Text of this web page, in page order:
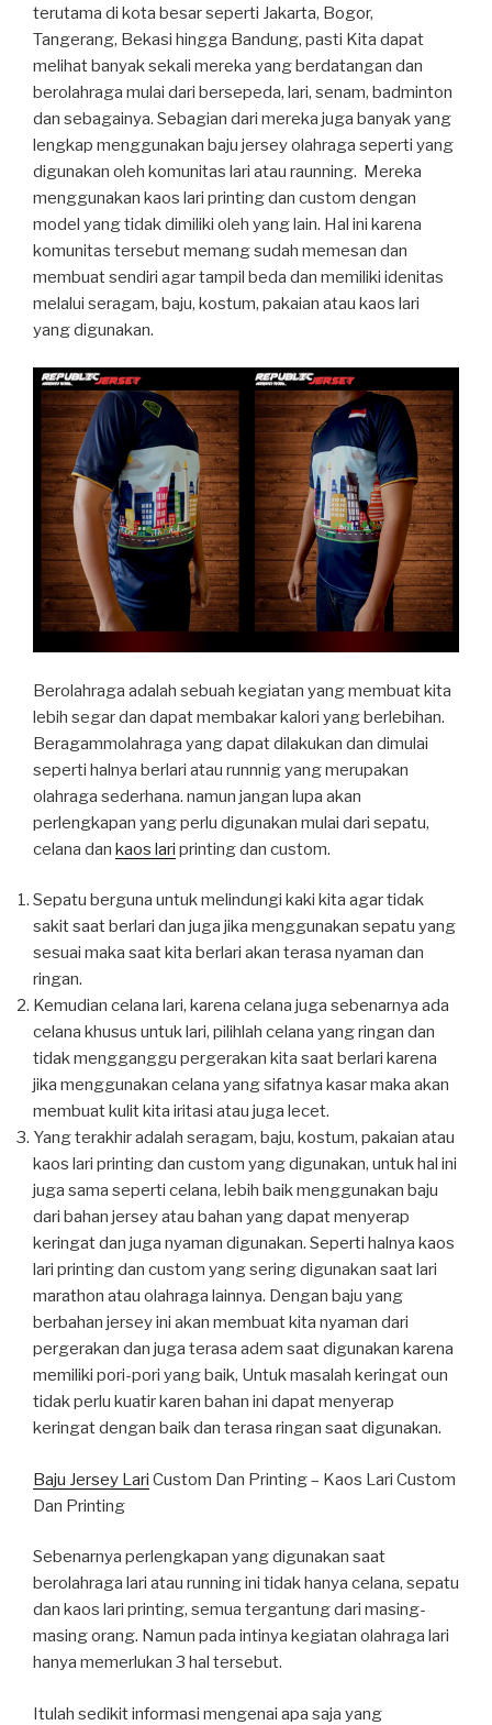
terutama di kota besar seperti Jakarta, Bogor,
Tangerang, Bekasi hingga Bandung, pasti Kita dapat
melihat banyak sekali mereka yang berdatangan dan
berolahraga mulai dari bersepeda, lari, senam, badminton
dan sebagainya. Sebagian dari mereka juga banyak yang
lengkap menggunakan baju jersey olahraga seperti yang
digunakan oleh komunitas lari atau raunning. Mereka
menggunakan kaos lari printing dan custom dengan
model yang tidak dimiliki oleh yang lain. Hal ini karena
komunitas tersebut memang sudah memesan dan
membuat sendiri agar tampil beda dan memiliki idenitas
melalui seragam, baju, kostum, pakaian atau kaos lari
yang digunakan.
Berolahraga adalah sebuah kegiatan yang membuat kita
lebih segar dan dapat membakar kalori yang berlebihan.
Beragammolahraga yang dapat dilakukan dan dimulai
seperti halnya berlari atau runnnig yang merupakan
olahraga sederhana. namun jangan lupa akan
perlengkapan yang perlu digunakan mulai dari sepatu,
celana dan kaos lari printing dan custom.
Sepatu berguna untuk melindungi kaki kita agar tidak
sakit saat berlari dan juga jika menggunakan sepatu yang
sesuai maka saat kita berlari akan terasa nyaman dan
ringan.
Kemudian celana lari, karena celana juga sebenarnya ada
celana khusus untuk lari, pilihlah celana yang ringan dan
tidak mengganggu pergerakan kita saat berlari karena
jika menggunakan celana yang sifatnya kasar maka akan
membuat kulit kita iritasi atau juga lecet.
Yang terakhir adalah seragam, baju, kostum, pakaian atau
kaos lari printing dan custom yang digunakan, untuk hal ini
juga sama seperti celana, lebih baik menggunakan baju
dari bahan jersey atau bahan yang dapat menyerap
keringat dan juga nyaman digunakan. Seperti halnya kaos
lari printing dan custom yang sering digunakan saat lari
marathon atau olahraga lainnya. Dengan baju yang
berbahan jersey ini akan membuat kita nyaman dari
pergerakan dan juga terasa adem saat digunakan karena
memiliki pori-pori yang baik, Untuk masalah keringat oun
tidak perlu kuatir karen bahan ini dapat menyerap
keringat dengan baik dan terasa ringan saat digunakan.
Baju Jersey Lari Custom Dan Printing – Kaos Lari Custom
Dan Printing
Sebenarnya perlengkapan yang digunakan saat
berolahraga lari atau running ini tidak hanya celana, sepatu
dan kaos lari printing, semua tergantung dari masing-
masing orang. Namun pada intinya kegiatan olahraga lari
hanya memerlukan 3 hal tersebut.
Itulah sedikit informasi mengenai apa saja yang